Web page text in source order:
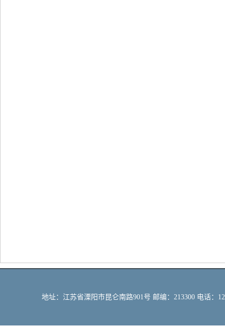
地址：江苏省溧阳市昆仑南路901号 邮编：213300 电话：